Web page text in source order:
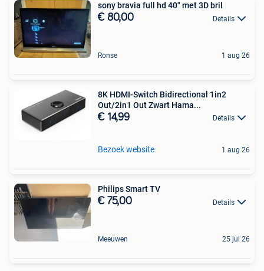
sony bravia full hd 40" met 3D bril
€ 80,00 Details
Ronse 1 aug 26
8K HDMI-Switch Bidirectional 1in2
Out/2in1 Out Zwart Hama...
€ 14,99 Details
Bezoek website 1 aug 26
Philips Smart TV
€ 75,00 Details
Meeuwen 25 jul 26